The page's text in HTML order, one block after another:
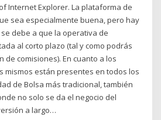
Internet Explorer. La plataforma de
sea especialmente buena, pero hay
debe a que la operativa de
al corto plazo (tal y como podrás
de comisiones). En cuanto a los
mismos están presentes en todos los
de Bolsa más tradicional, también
no solo se da el negocio del
a largo…